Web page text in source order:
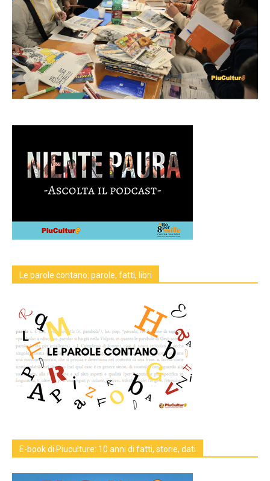
Le parole contano: parole, fatti, libri
E-book di Piuculture: 10 anni di fatti, storie, dati